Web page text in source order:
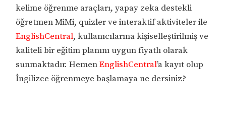
kelime öğrenme araçları, yapay zeka destekli
öğretmen MiMi, quizler ve interaktif aktiviteler ile
EnglishCentral, kullanıcılarına kişiselleştirilmiş ve
kaliteli bir eğitim planını uygun fiyatlı olarak
sunmaktadır. HemenEnglishCentral’a kayıt olup
İngilizce öğrenmeye başlamaya ne dersiniz?